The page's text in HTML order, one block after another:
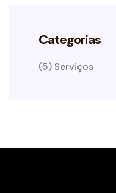
Categorias
(5) Serviços